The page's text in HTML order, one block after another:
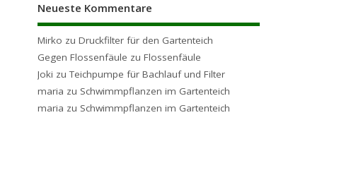
Neueste Kommentare
Mirko zuDruckfilter für den Gartenteich
Gegen Flossenfäule zuFlossenfäule
Joki zuTeichpumpe für Bachlauf und Filter
maria zu Schwimmpflanzen im Gartenteich
maria zu Schwimmpflanzen im Gartenteich